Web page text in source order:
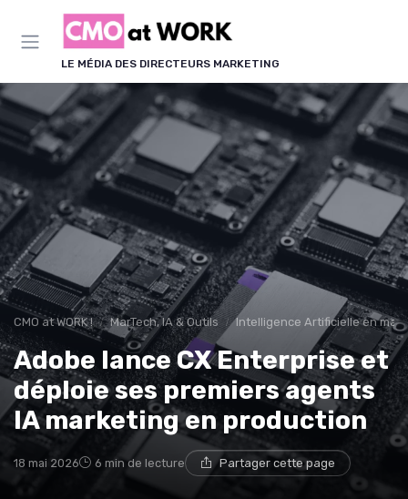
LE MÉDIA DES DIRECTEURS MARKETING
CMO at WORK ! MarTech, IA & Outils Intelligence Artificielle en
Adobe lance CX Enterprise et
déploie ses premiers agents
IA marketing en production
18 mai 2026 6 min de lecture Partager cette page
Panneau de gestion des cookies